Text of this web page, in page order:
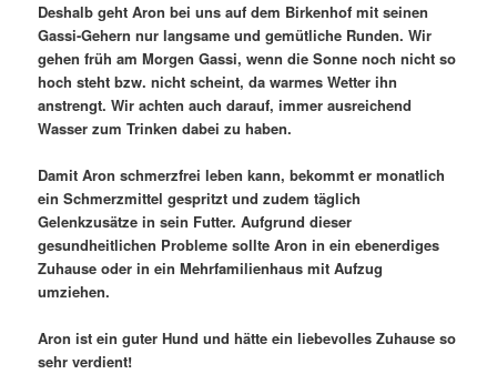
Deshalb geht Aron bei uns auf dem Birkenhof mit seinen
Gassi-Gehern nur langsame und gemütliche Runden. Wir
gehen früh am Morgen Gassi, wenn die Sonne noch nicht so
hoch steht bzw. nicht scheint, da warmes Wetter ihn
anstrengt. Wir achten auch darauf, immer ausreichend
Wasser zum Trinken dabei zu haben.
Damit Aron schmerzfrei leben kann, bekommt er monatlich
ein Schmerzmittel gespritzt und zudem täglich
Gelenkzusätze in sein Futter. Aufgrund dieser
gesundheitlichen Probleme sollte Aron in ein ebenerdiges
Zuhause oder in ein Mehrfamilienhaus mit Aufzug
umziehen.
Aron ist ein guter Hund und hätte ein liebevolles Zuhause so
sehr verdient!